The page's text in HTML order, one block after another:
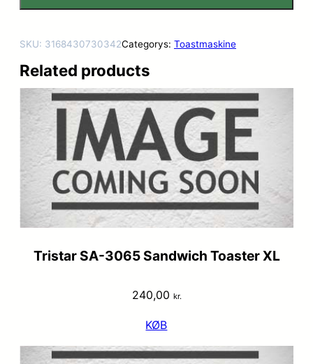
SKU: 3168430730342Categorys: Toastmaskine
Related products
Tristar SA-3065 Sandwich Toaster XL
240,00 kr.
KØB